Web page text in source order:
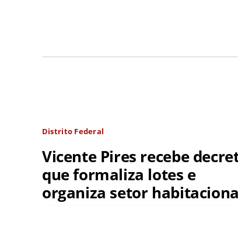
Distrito Federal
Vicente Pires recebe
que formaliza lotes e
organiza setor